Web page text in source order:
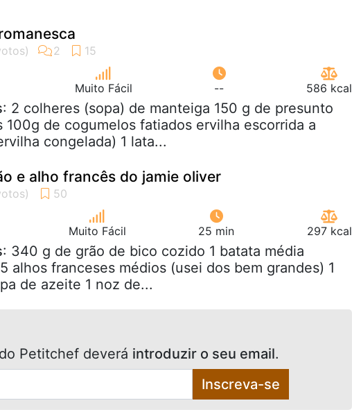
Muito Fácil -- 586 kcal
: 2 colheres (sopa) de manteiga 150 g de presunto
100g de cogumelos fatiados ervilha escorrida a
congelada) 1 lata...
e alho francês do jamie oliver
Muito Fácil 25 min 297 kcal
: 340 g de grão de bico cozido 1 batata média
alhos franceses médios (usei dos bem grandes) 1
de azeite 1 noz de...
do Petitchef deverá introduzir o seu email.
Inscreva-se